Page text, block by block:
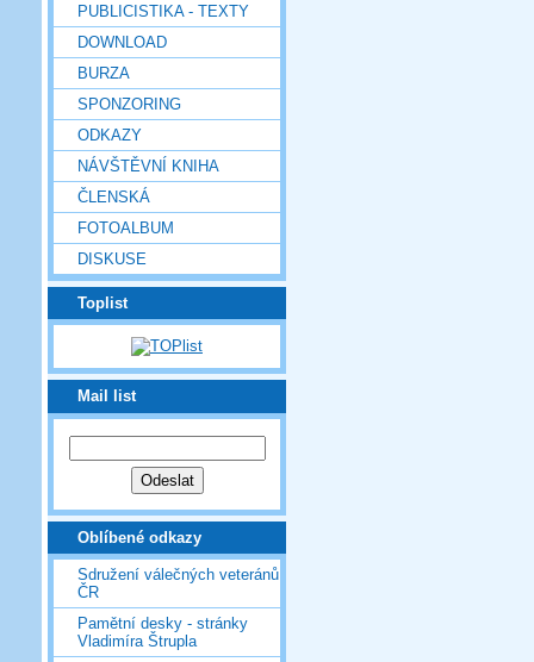
PUBLICISTIKA - TEXTY
DOWNLOAD
BURZA
SPONZORING
ODKAZY
NÁVŠTĚVNÍ KNIHA
ČLENSKÁ
FOTOALBUM
DISKUSE
Toplist
Mail list
Oblíbené odkazy
Sdružení válečných veteránů
ČR
Pamětní desky - stránky
Vladimíra Štrupla